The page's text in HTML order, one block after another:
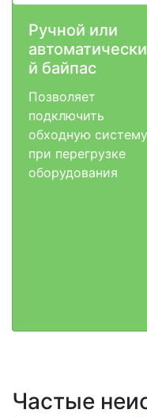
Ручной или
автоматически
й байпас
Позволяет
подключить
обходную систему
при перегрузке
оборудования
Частые